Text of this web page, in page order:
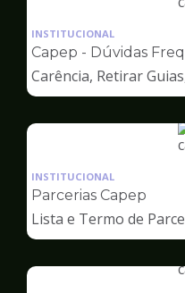
INSTITUCIONAL
Capep - Dúvidas
Carência, Retirar
INSTITUCIONAL
Parcerias Capep
Lista e Termo de